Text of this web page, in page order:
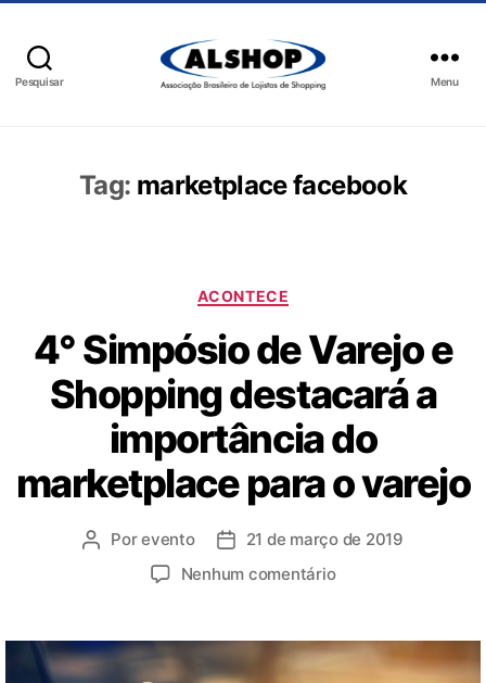
Pesquisar Menu
Tag: marketplace facebook
ACONTECE
4° Simpósio de Varejo e
Shopping destacará a
importância do
marketplace para o varejo
Porevento
21 de março de 2019
Nenhum comentário